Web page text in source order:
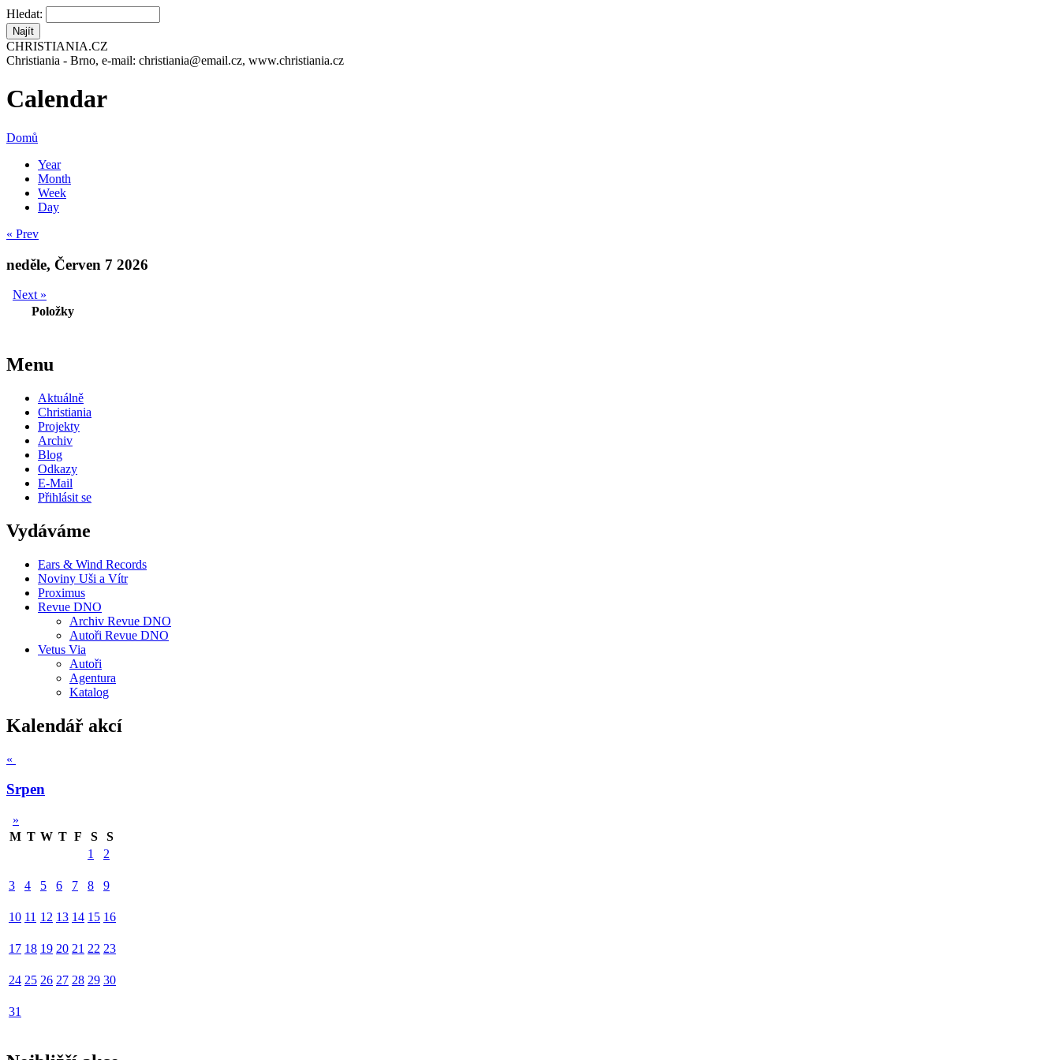
Hledat:
CHRISTIANIA.CZ
Christiania - Brno, e-mail: christiania@email.cz, www.christiania.cz
Calendar
Domů
Year
Month
Week
Day
« Prev
neděle, Červen 7 2026
Next »
Položky
Menu
Aktuálně
Christiania
Projekty
Archiv
Blog
Odkazy
E-Mail
Přihlásit se
Vydáváme
Ears & Wind Records
Noviny Uši a Vítr
Proximus
Revue DNO
Archiv Revue DNO
Autoři Revue DNO
Vetus Via
Autoři
Agentura
Katalog
Kalendář akcí
«
Srpen
»
M T W T F S
S
1
2
3 4 5 6 7 8 9
10 11 12 13 14 15 16
17 18 19 20 21 22 23
24 25 26 27 28 29 30
31